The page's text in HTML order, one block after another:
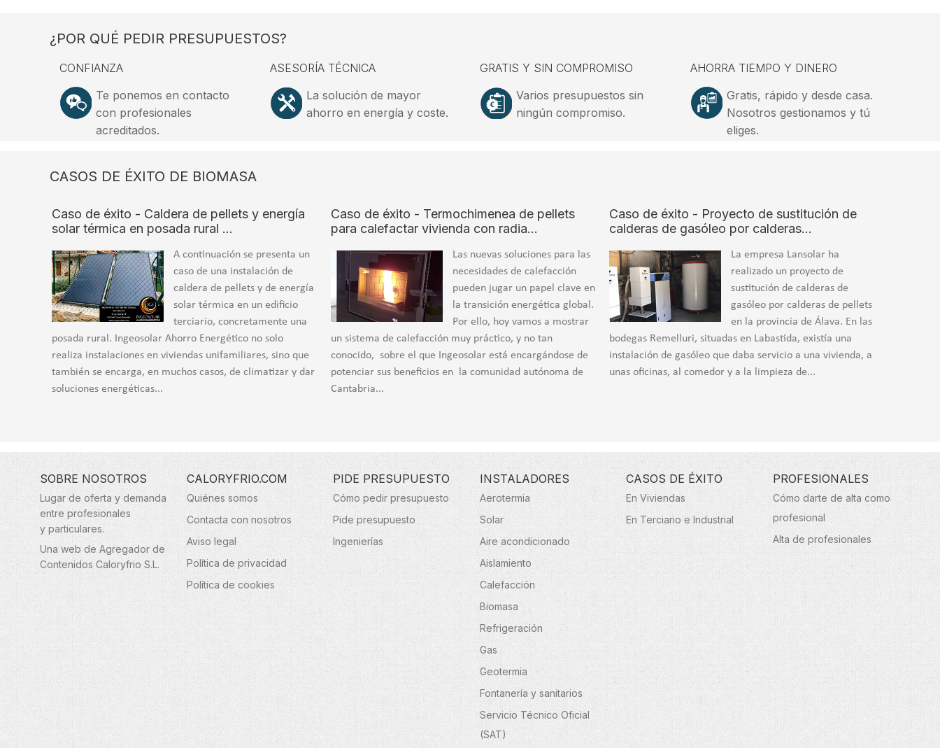
¿POR QUÉ PEDIR PRESUPUESTOS?
CONFIANZA
Te ponemos en contacto
con profesionales
acreditados.
ASESORÍA TÉCNICA
La solución de mayor
ahorro en energía y coste.
GRATIS Y SIN COMPROMISO
Varios presupuestos sin
ningún compromiso.
AHORRA TIEMPO Y DINERO
Gratis, rápido y desde casa.
Nosotros gestionamos y tú
eliges.
CASOS DE ÉXITO DE BIOMASA
Caso de éxito - Caldera de pellets y energía
solar térmica en posada rural …
A continuación se presenta un
caso de una instalación de
caldera de pellets y de energía
solar térmica en un edificio
terciario, concretamente una
posada rural. Ingeosolar Ahorro Energético no solo
realiza instalaciones en viviendas unifamiliares, sino que
también se encarga, en muchos casos, de climatizar y dar
soluciones energéticas...
Caso de éxito - Termochimenea de pellets
para calefactar vivienda con radia…
Las nuevas soluciones para las
necesidades de calefacción
pueden jugar un papel clave en
la transición energética global.
Por ello, hoy vamos a mostrar
un sistema de calefacción muy práctico, y no tan
conocido, sobre el que Ingeosolar está encargándose de
potenciar sus beneficios en la comunidad autónoma de
Cantabria...
Caso de éxito - Proyecto de sustitución de
calderas de gasóleo por calderas…
La empresa Lansolar ha
realizado un proyecto de
sustitución de calderas de
gasóleo por calderas de pellets
en la provincia de Álava. En las
bodegas Remelluri, situadas en Labastida, existía una
instalación de gasóleo que daba servicio a una vivienda, a
unas oficinas, al comedor y a la limpieza de...
SOBRE NOSOTROS
Lugar de oferta y demanda
entre profesionales
y particulares.
Una web de Agregador de
Contenidos Caloryfrio S.L.
CALORYFRIO.COM
Quiénes somos
Contacta con nosotros
Aviso legal
Política de privacidad
Política de cookies
PIDE PRESUPUESTO
Cómo pedir presupuesto
Pide presupuesto
Ingenierías
INSTALADORES
Aerotermia
Solar
Aire acondicionado
Aislamiento
Calefacción
Biomasa
Refrigeración
Gas
Geotermia
Fontanería y sanitarios
Servicio Técnico Oficial
(SAT)
CASOS DE ÉXITO
En Viviendas
En Terciario e Industrial
PROFESIONALES
Cómo darte de alta como
profesional
Alta de profesionales